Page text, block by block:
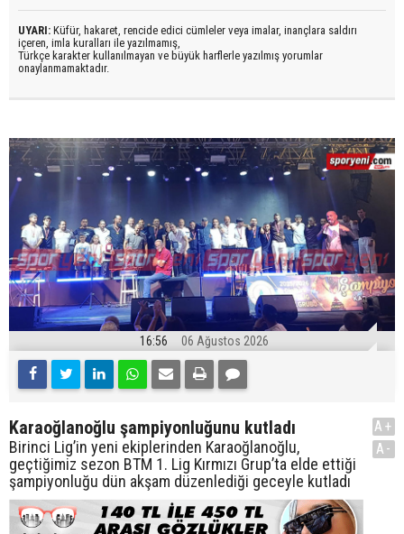
UYARI: Küfür, hakaret, rencide edici cümleler veya imalar, inançlara saldırı
içeren, imla kuralları ile yazılmamış,
Türkçe karakter kullanılmayan ve büyük harflerle yazılmış yorumlar
onaylanmamaktadır.
16:56 06 Ağustos 2026
Karaoğlanoğlu şampiyonluğunu kutladı
Birinci Lig’in yeni ekiplerinden Karaoğlanoğlu,
geçtiğimiz sezon BTM 1. Lig Kırmızı Grup’ta elde ettiği
şampiyonluğu dün akşam düzenlediği geceyle kutladı
A+
A-